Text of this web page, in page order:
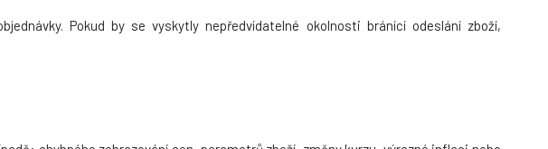
Pokud by se vyskytly nepředvídatelné okolnosti bránící odeslání zboží,